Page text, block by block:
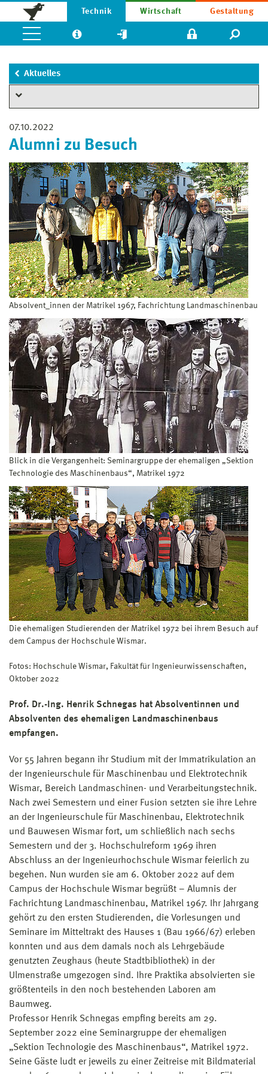
Technik Wirtschaft Gestaltung
Aktuelles
07.10.2022
Alumni zu Besuch
Absolvent_innen der Matrikel 1967, Fachrichtung Landmaschinenbau
Blick in die Vergangenheit: Seminargruppe der ehemaligen „Sektion
Technologie des Maschinenbaus“, Matrikel 1972
Die ehemaligen Studierenden der Matrikel 1972 bei ihrem Besuch auf
dem Campus der Hochschule Wismar.
Fotos: Hochschule Wismar, Fakultät für Ingenieurwissenschaften,
Oktober 2022
Prof. Dr.-Ing. Henrik Schnegas hat Absolventinnen und
Absolventen des ehemaligen Landmaschinenbaus
empfangen.
Vor 55 Jahren begann ihr Studium mit der Immatrikulation an
der Ingenieurschule für Maschinenbau und Elektrotechnik
Wismar, Bereich Landmaschinen- und Verarbeitungstechnik.
Nach zwei Semestern und einer Fusion setzten sie ihre Lehre
an der Ingenieurschule für Maschinenbau, Elektrotechnik
und Bauwesen Wismar fort, um schließlich nach sechs
Semestern und der 3. Hochschulreform 1969 ihren
Abschluss an der Ingenieurhochschule Wismar feierlich zu
begehen. Nun wurden sie am 6. Oktober 2022 auf dem
Campus der Hochschule Wismar begrüßt – Alumnis der
Fachrichtung Landmaschinenbau, Matrikel 1967. Ihr Jahrgang
gehört zu den ersten Studierenden, die Vorlesungen und
Seminare im Mitteltrakt des Hauses 1 (Bau 1966/67) erleben
konnten und aus dem damals noch als Lehrgebäude
genutzten Zeughaus (heute Stadtbibliothek) in der
Ulmenstraße umgezogen sind. Ihre Praktika absolvierten sie
größtenteils in den noch bestehenden Laboren am
Baumweg.
Professor Henrik Schnegas empfing bereits am 29.
September 2022 eine Seminargruppe der ehemaligen
„Sektion Technologie des Maschinenbaus“, Matrikel 1972.
Seine Gäste ludt er jeweils zu einer Zeitreise mit Bildmaterial